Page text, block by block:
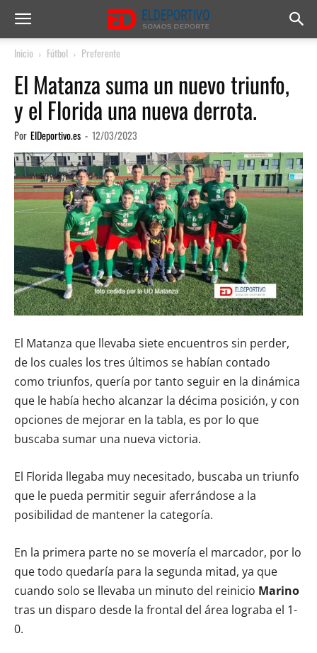
Inicio Fútbol Preferente
El Matanza suma un nuevo triunfo,
y el Florida una nueva derrota.
Por ElDeportivo.es - 12/03/2023
El Matanza que llevaba siete encuentros sin perder,
de los cuales los tres últimos se habían contado
como triunfos, quería por tanto seguir en la dinámica
que le había hecho alcanzar la décima posición, y con
opciones de mejorar en la tabla, es por lo que
buscaba sumar una nueva victoria.
El Florida llegaba muy necesitado, buscaba un triunfo
que le pueda permitir seguir aferrándose a la
posibilidad de mantener la categoría.
En la primera parte no se movería el marcador, por lo
que todo quedaría para la segunda mitad, ya que
cuando solo se llevaba un minuto del reinicio Marino
tras un disparo desde la frontal del área lograba el 1-
0.